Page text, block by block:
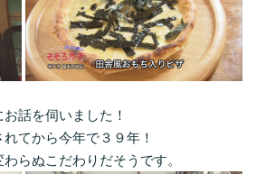
話を伺いました！
てから今年で３９年！
らぬこだわりだそうです。